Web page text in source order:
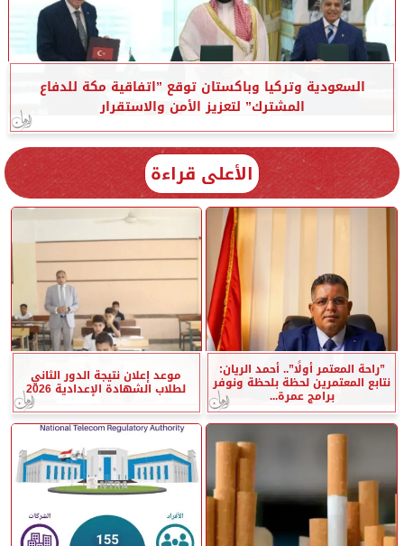
السعودية وتركيا وباكستان توقع ”اتفاقية مكة للدفاع
المشترك” لتعزيز الأمن والاستقرار
الأعلى قراءة
”راحة المعتمر أولًا”.. أحمد الريان:
نتابع المعتمرين لحظة بلحظة ونوفر
برامج عمرة...
موعد إعلان نتيجة الدور الثاني
لطلاب الشهادة الإعدادية 2026